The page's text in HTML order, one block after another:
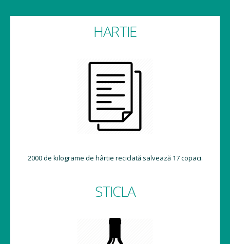
HARTIE
2000 de kilograme de hârtie reciclată salvează 17 copaci.
STICLA